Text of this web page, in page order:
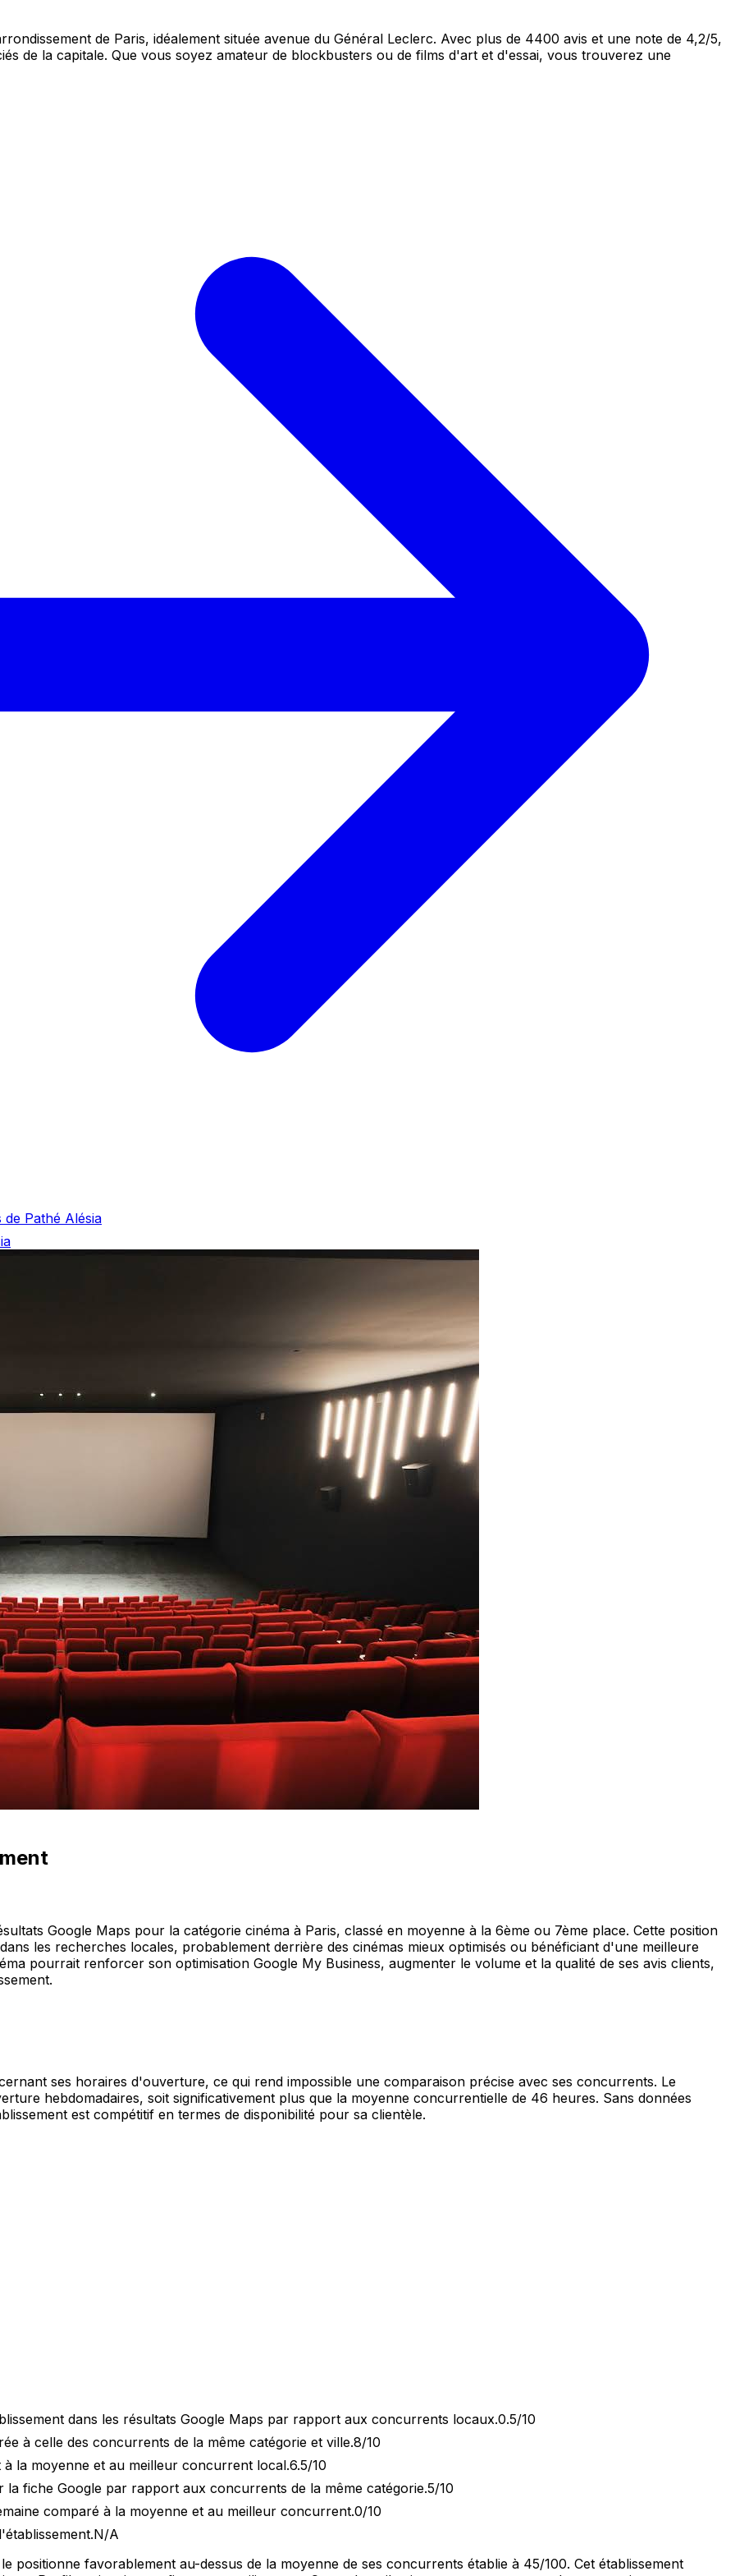
de Paris, idéalement située avenue du Général Leclerc. Avec plus de 4400 avis et une note de 4,2/5,
de la capitale. Que vous soyez amateur de blockbusters ou de films d'art et d'essai, vous trouverez une
Pathé Alésia
Google Maps pour la catégorie cinéma à Paris, classé en moyenne à la 6ème ou 7ème place. Cette position
les recherches locales, probablement derrière des cinémas mieux optimisés ou bénéficiant d'une meilleure
pourrait renforcer son optimisation Google My Business, augmenter le volume et la qualité de ses avis clients,
ses horaires d'ouverture, ce qui rend impossible une comparaison précise avec ses concurrents. Le
hebdomadaires, soit significativement plus que la moyenne concurrentielle de 46 heures. Sans données
est compétitif en termes de disponibilité pour sa clientèle.
dans les résultats Google Maps par rapport aux concurrents locaux.0.5/10
à celle des concurrents de la même catégorie et ville.8/10
la moyenne et au meilleur concurrent local.6.5/10
la fiche Google par rapport aux concurrents de la même catégorie.5/10
comparé à la moyenne et au meilleur concurrent.0/10
N/A
positionne favorablement au-dessus de la moyenne de ses concurrents établie à 45/100. Cet établissement